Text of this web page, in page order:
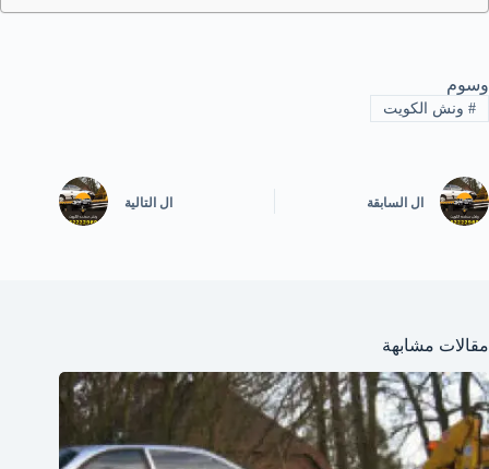
وسوم
#ونش الكويت
ال السابقة ال التالية
مقالات مشابهة